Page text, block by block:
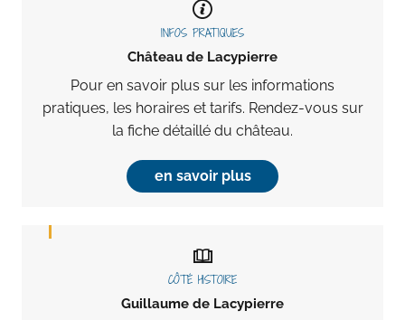
INFOS PRATIQUES
Château de Lacypierre
Pour en savoir plus sur les informations
pratiques, les horaires et tarifs. Rendez-vous sur
la fiche détaillé du château.
en savoir plus
CÔTÉ HISTOIRE
Guillaume de Lacypierre